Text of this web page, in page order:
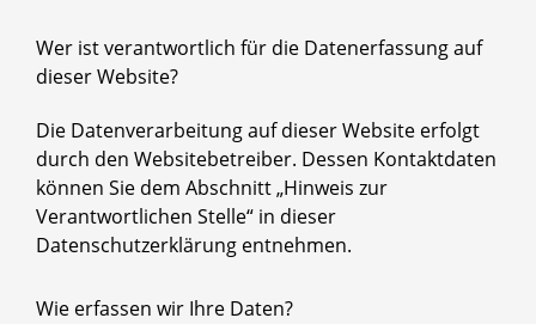
Wer ist verantwortlich für die Datenerfassung auf
dieser Website?
Die Datenverarbeitung auf dieser Website erfolgt
durch den Websitebetreiber. Dessen Kontaktdaten
können Sie dem Abschnitt „Hinweis zur
Verantwortlichen Stelle“ in dieser
Datenschutzerklärung entnehmen.
Wie erfassen wir Ihre Daten?